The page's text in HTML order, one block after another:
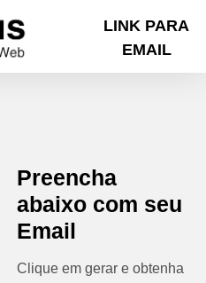
LINK PARA
EMAIL
Preencha
abaixo com seu
Email
Clique em gerar e obtenha